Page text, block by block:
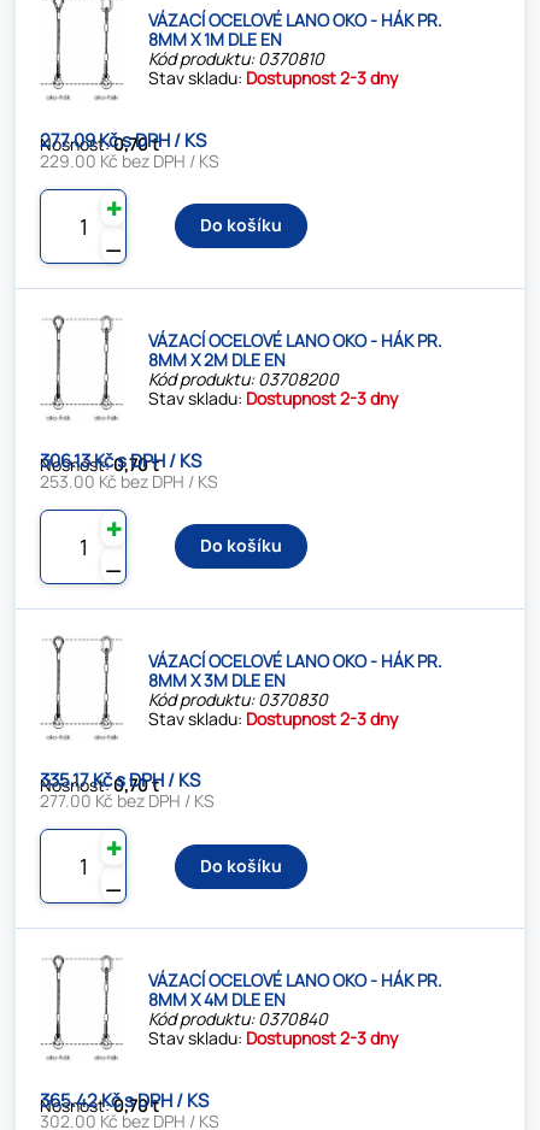
VÁZACÍ OCELOVÉ LANO OKO - HÁK PR.
8MM X 1M DLE EN
Kód produktu: 0370810
Stav skladu: Dostupnost 2-3 dny
Nosnost:0,70 t
277.09 Kč s DPH / KS
229.00 Kč bez DPH / KS
⚊
✚
Do košíku
VÁZACÍ OCELOVÉ LANO OKO - HÁK PR.
8MM X 2M DLE EN
Kód produktu: 03708200
Stav skladu: Dostupnost 2-3 dny
Nosnost:0,70 t
306.13 Kč s DPH / KS
253.00 Kč bez DPH / KS
⚊
✚
Do košíku
VÁZACÍ OCELOVÉ LANO OKO - HÁK PR.
8MM X 3M DLE EN
Kód produktu: 0370830
Stav skladu: Dostupnost 2-3 dny
Nosnost:0,70 t
335.17 Kč s DPH / KS
277.00 Kč bez DPH / KS
⚊
✚
Do košíku
VÁZACÍ OCELOVÉ LANO OKO - HÁK PR.
8MM X 4M DLE EN
Kód produktu: 0370840
Stav skladu: Dostupnost 2-3 dny
Nosnost:0,70 t
365.42 Kč s DPH / KS
302.00 Kč bez DPH / KS